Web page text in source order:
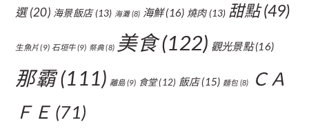
選(20) 海景飯店(13) 海灘(8) 海鮮(16) 燒肉(13) 甜點(49)
生魚片(9) 石垣牛(9) 祭典(8) 美食(122) 觀光景點(16)
那霸(111) 離島(9) 食堂(12) 飯店(15) 麵包 (8)
ＣＡ
ＦＥ (71)